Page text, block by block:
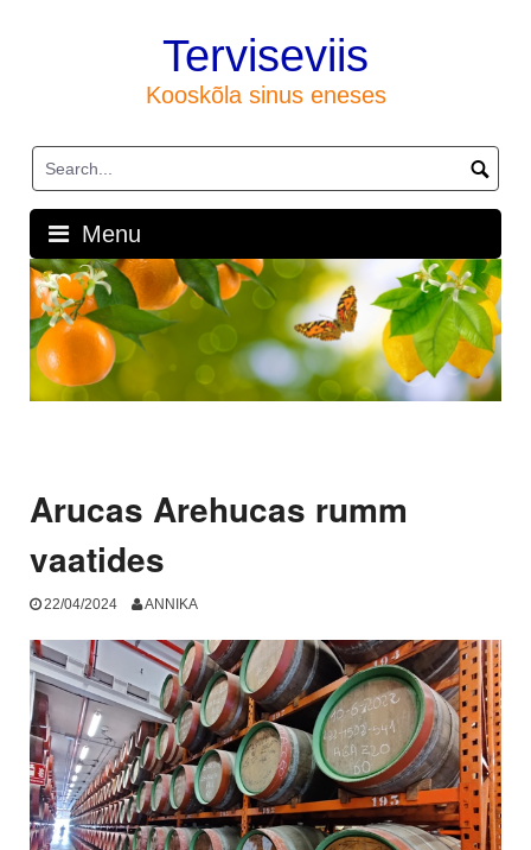
Terviseviis
Kooskõla sinus eneses
Menu
Arucas Arehucas rumm
vaatides
22/04/2024 ANNIKA